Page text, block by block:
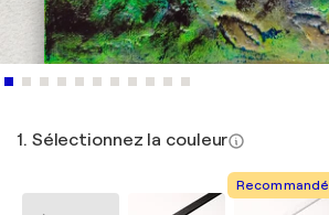
1. Sélectionnez la couleur
Recommandé